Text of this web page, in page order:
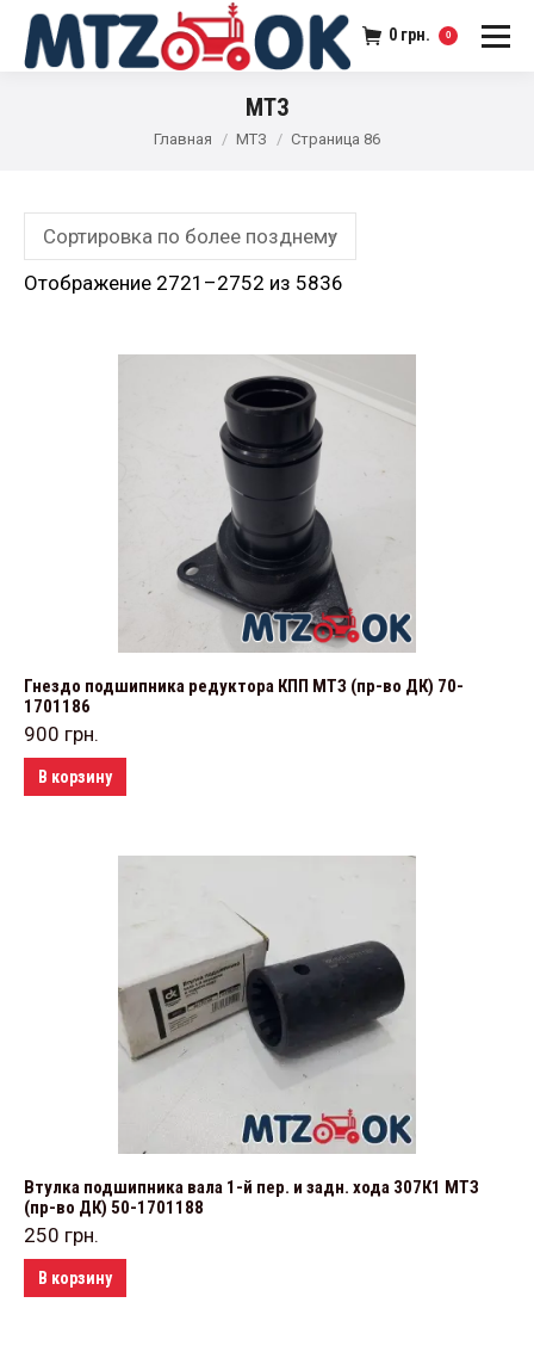
0 грн. 0
МТЗ
Главная МТЗ Страница 86
Отображение 2721–2752 из 5836
Гнездо подшипника редуктора КПП МТЗ (пр-во ДК) 70-
1701186
900 грн.
В корзину
Втулка подшипника вала 1-й пер. и задн. хода 307К1 МТЗ
(пр-во ДК) 50-1701188
250 грн.
В корзину